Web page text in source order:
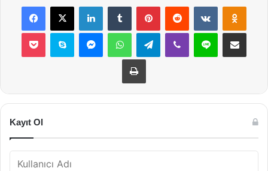
Facebook
X LinkedInTumblr PinterestReddit VKontakte
Pocket Skype MessengerWhatsAppTelegramViber Line E-Posta ile
Yazdır
Kayıt Ol